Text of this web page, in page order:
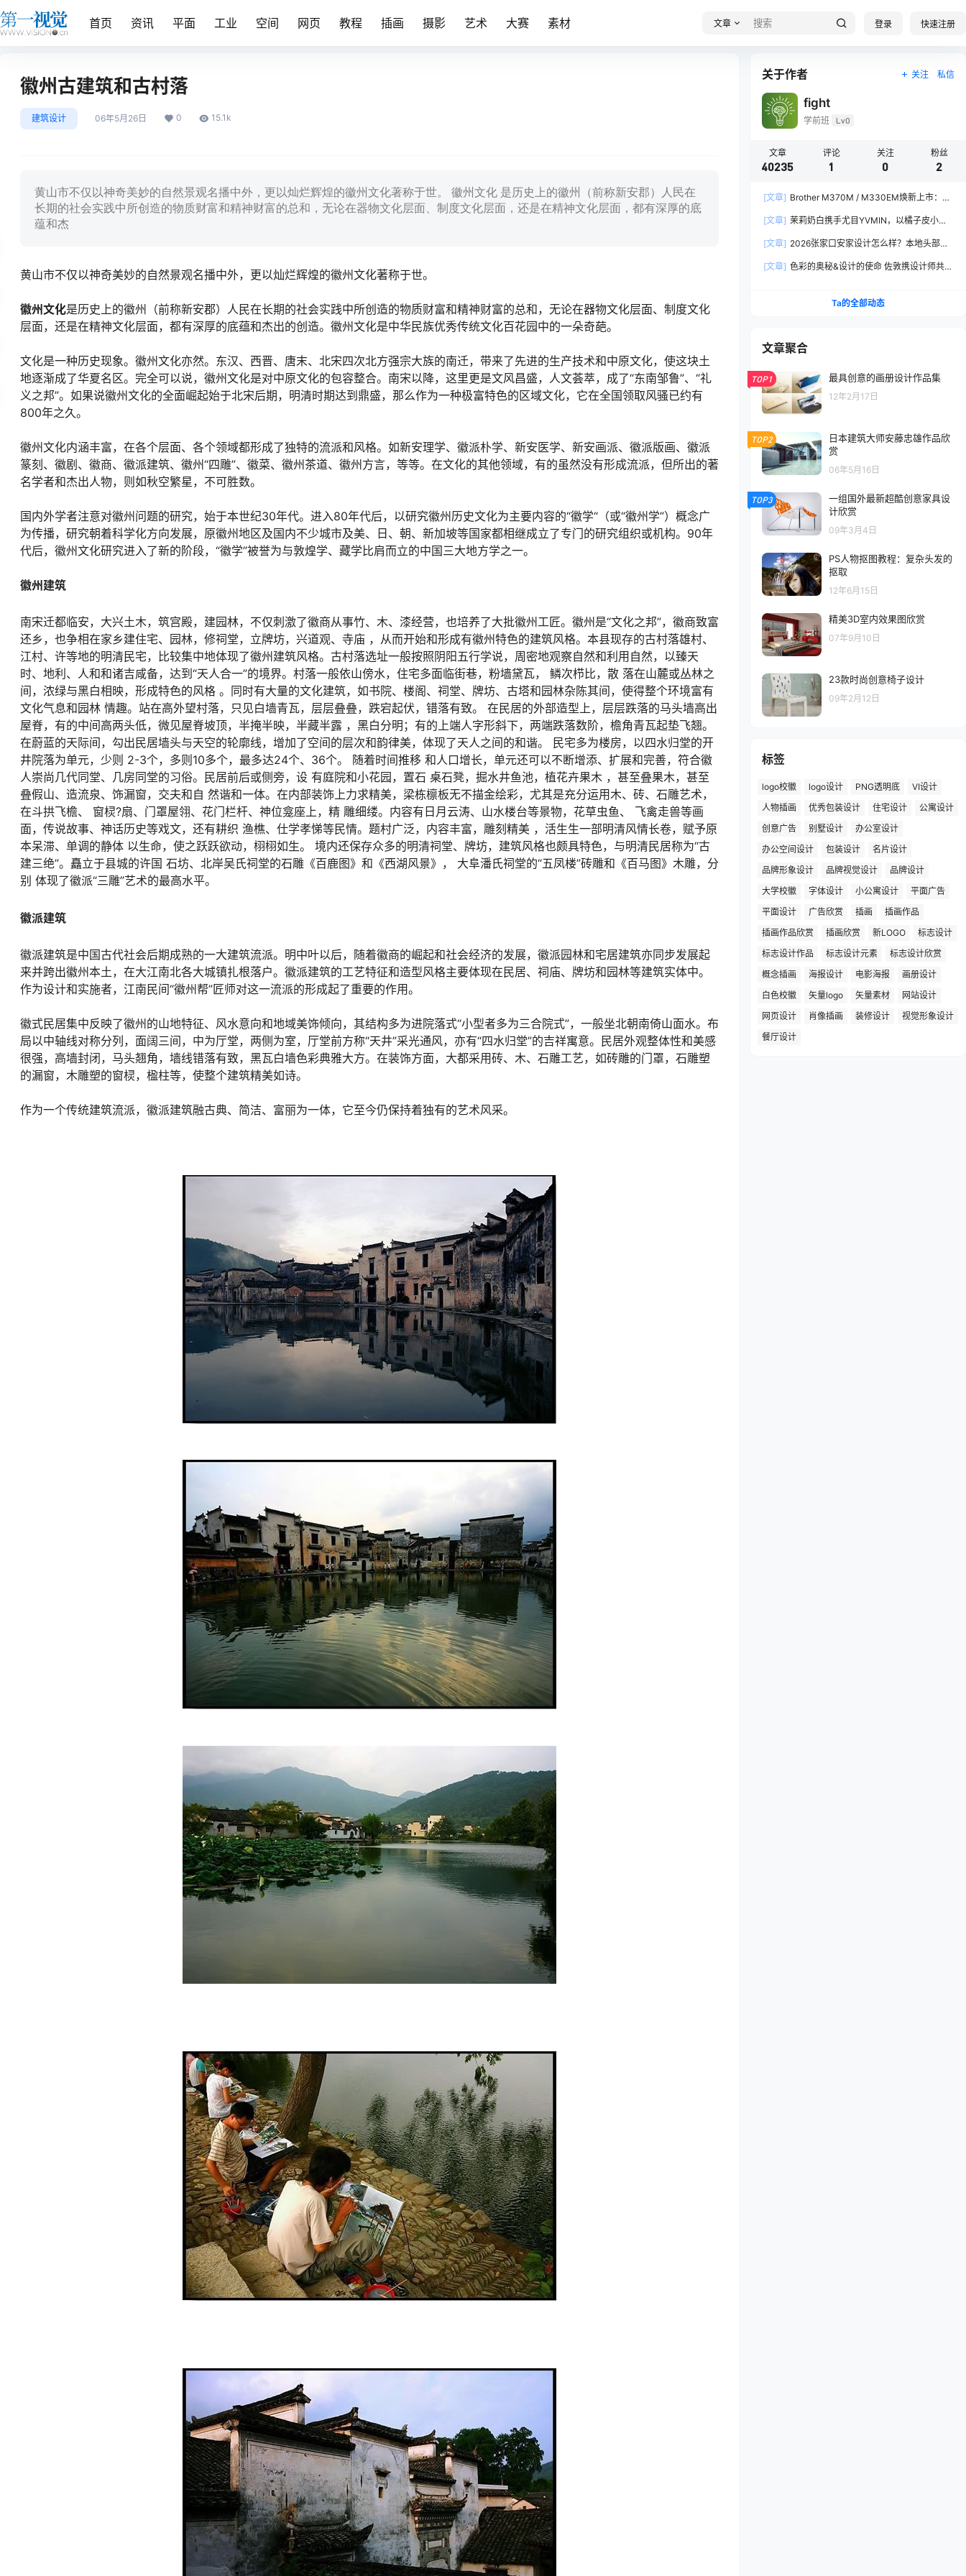
首页 资讯 平面 工业 空间 网页 教程 插画 摄影 艺术 大赛 素材 文章 登录 快速注册
徽州古建筑和古村落
建筑设计 06年5月26日 0 15.1k
黄山市不仅以神奇美妙的自然景观名播中外，更以灿烂辉煌的徽州文化著称于世。 徽州文化 是历史上的徽州（前称新安郡）人民在
长期的社会实践中所创造的物质财富和精神财富的总和，无论在器物文化层面、制度文化层面，还是在精神文化层面，都有深厚的底
蕴和杰
黄山市不仅以神奇美妙的自然景观名播中外，更以灿烂辉煌的徽州文化著称于世。
徽州文化是历史上的徽州（前称新安郡）人民在长期的社会实践中所创造的物质财富和精神财富的总和，无论在器物文化层面、制度文化
层面，还是在精神文化层面，都有深厚的底蕴和杰出的创造。徽州文化是中华民族优秀传统文化百花园中的一朵奇葩。
文化是一种历史现象。徽州文化亦然。东汉、西晋、唐末、北宋四次北方强宗大族的南迁，带来了先进的生产技术和中原文化，使这块土
地逐渐成了华夏名区。完全可以说，徽州文化是对中原文化的包容整合。南宋以降，这里更是文风昌盛，人文荟萃，成了“东南邹鲁”、“礼
义之邦”。如果说徽州文化的全面崛起始于北宋后期，明清时期达到鼎盛，那么作为一种极富特色的区域文化，它在全国领取风骚已约有
800年之久。
徽州文化内涵丰富，在各个层面、各个领域都形成了独特的流派和风格。如新安理学、徽派朴学、新安医学、新安画派、徽派版画、徽派
篆刻、徽剧、徽商、徽派建筑、徽州“四雕”、徽菜、徽州茶道、徽州方言，等等。在文化的其他领域，有的虽然没有形成流派，但所出的著
名学者和杰出人物，则如秋空繁星，不可胜数。
国内外学者注意对徽州问题的研究，始于本世纪30年代。进入80年代后，以研究徽州历史文化为主要内容的“徽学“（或“徽州学”）概念广
为传播，研究朝着科学化方向发展，原徽州地区及国内不少城市及美、日、朝、新加坡等国家都相继成立了专门的研究组织或机构。90年
代后，徽州文化研究进入了新的阶段，“徽学”被誉为与敦煌学、藏学比肩而立的中国三大地方学之一。
徽州建筑
南宋迁都临安，大兴土木，筑宫殿，建园林，不仅刺激了徽商从事竹、木、漆经营，也培养了大批徽州工匠。徽州是“文化之邦”，徽商致富
还乡，也争相在家乡建住宅、园林，修祠堂，立牌坊，兴道观、寺庙 ，从而开始和形成有徽州特色的建筑风格。本县现存的古村落雄村、
江村、许等地的明清民宅，比较集中地体现了徽州建筑风格。古村落选址一般按照阴阳五行学说，周密地观察自然和利用自然，以臻天
时、地利、人和和诸吉咸备，达到“天人合一”的境界。村落一般依山傍水，住宅多面临街巷，粉墙黛瓦， 鳞次栉比，散 落在山麓或丛林之
间，浓绿与黑白相映，形成特色的风格 。同时有大量的文化建筑，如书院、楼阁、祠堂、牌坊、古塔和园林杂陈其间，使得整个环境富有
文化气息和园林 情趣。站在高外望村落，只见白墙青瓦，层层叠叠，跌宕起伏，错落有致。 在民居的外部造型上，层层跌落的马头墙高出
屋脊，有的中间高两头低，微见屋脊坡顶，半掩半映，半藏半露 ，黑白分明；有的上端人字形斜下，两端跌落数阶，檐角青瓦起垫飞翘。
在蔚蓝的天际间，勾出民居墙头与天空的轮廓线，增加了空间的层次和韵律美，体现了天人之间的和谐。 民宅多为楼房，以四水归堂的开
井院落为单元，少则 2-3个，多则10多个，最多达24个、36个。 随着时间推移 和人口增长，单元还可以不断增添、扩展和完善，符合徽
人崇尚几代同堂、几房同堂的习俗。民居前后或侧旁，设 有庭院和小花园，置石 桌石凳，掘水井鱼池，植花卉果木 ，甚至叠果木，甚至
叠假山、造流泉、饰漏窗，交夫和自 然谐和一体。在内部装饰上力求精美，梁栋檩板无不描金绘彩，尤其是充分运用木、砖、石雕艺术，
在斗拱飞檐、 窗棂?扇、门罩屋翎、花门栏杆、神位龛座上，精 雕细缕。内容有日月云涛、山水楼台等景物，花草虫鱼、 飞禽走兽等画
面，传说故事、神话历史等戏文，还有耕织 渔樵、仕学孝悌等民情。题村广泛，内容丰富，雕刻精美 ，活生生一部明清风情长卷，赋予原
本呆滞、单调的静体 以生命，使之跃跃欲动，栩栩如生。 境内还保存众多的明清祠堂、牌坊，建筑风格也颇具特色，与明清民居称为“古
建三绝”。矗立于县城的许国 石坊、北岸吴氏祠堂的石雕《百鹿图》和《西湖风景》， 大阜潘氏祠堂的“五凤楼”砖雕和《百马图》木雕，分
别 体现了徽派“三雕”艺术的最高水平。
徽派建筑
徽派建筑是中国古代社会后期成熟的一大建筑流派。明中叶以后，随着徽商的崛起和社会经济的发展，徽派园林和宅居建筑亦同步发展起
来并跨出徽州本土，在大江南北各大城镇扎根落户。徽派建筑的工艺特征和造型风格主要体现在民居、祠庙、牌坊和园林等建筑实体中。
作为设计和实施者，江南民间“徽州帮”匠师对这一流派的形成起了重要的作用。
徽式民居集中反映了徽州的山地特征、风水意向和地域美饰倾向，其结构多为进院落式“小型者多为三合院式”，一般坐北朝南倚山面水。布
局以中轴线对称分列，面阔三间，中为厅堂，两侧为室，厅堂前方称“天井”采光通风，亦有“四水归堂”的吉祥寓意。民居外观整体性和美感
很强，高墙封闭，马头翘角，墙线错落有致，黑瓦白墙色彩典雅大方。在装饰方面，大都采用砖、木、石雕工艺，如砖雕的门罩，石雕塑
的漏窗，木雕塑的窗棂，楹柱等，使整个建筑精美如诗。
作为一个传统建筑流派，徽派建筑融古典、简洁、富丽为一体，它至今仍保持着独有的艺术风采。
关于作者 关注 私信
fight
学前班 Lv0
文章
40235
评论
1
关注
0
粉丝
2
[文章] Brother M370M / M330EM焕新上市：软
[文章] 茉莉奶白携手尤目YVMIN，以橘子皮小熊
[文章] 2026张家口安家设计怎么样？本地头部全
[文章] 色彩的奥秘&设计的使命 佐敦携设计师共探
Ta的全部动态
文章聚合
TOP1 最具创意的画册设计作品集
12年2月17日
TOP2
日本建筑大师安藤忠雄作品欣
赏
06年5月16日
TOP3
一组国外最新超酷创意家具设
计欣赏
09年3月4日
PS人物抠图教程：复杂头发的
抠取
12年6月15日
精美3D室内效果图欣赏
07年9月10日
23款时尚创意椅子设计
09年2月12日
标签
logo校徽 logo设计 PNG透明底
VI设计
人物插画
优秀包装设计 住宅设计
公寓设计
创意广告
别墅设计
办公室设计
办公空间设计
包装设计
名片设计
品牌形象设计
品牌视觉设计
品牌设计
大学校徽
字体设计 小公寓设计
平面广告
平面设计
广告欣赏 插画
插画作品
插画作品欣赏
插画欣赏 新LOGO
标志设计
标志设计作品
标志设计元素
标志设计欣赏
概念插画
海报设计 电影海报
画册设计
白色校徽
矢量logo 矢量素材
网站设计
网页设计
肖像插画 装修设计
视觉形象设计
餐厅设计